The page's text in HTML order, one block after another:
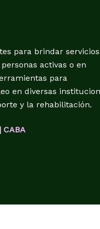
para brindar servicios
activas o en
para
en diversas
y la rehabilitación.
CABA